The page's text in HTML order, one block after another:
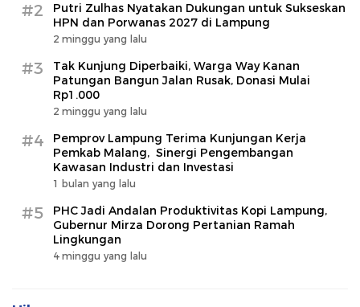
#2
Putri Zulhas Nyatakan Dukungan untuk Sukseskan
HPN dan Porwanas 2027 di Lampung
2 minggu yang lalu
#3
Tak Kunjung Diperbaiki, Warga Way Kanan
Patungan Bangun Jalan Rusak, Donasi Mulai
Rp1.000
2 minggu yang lalu
#4
Pemprov Lampung Terima Kunjungan Kerja
Pemkab Malang, Sinergi Pengembangan
Kawasan Industri dan Investasi
1 bulan yang lalu
#5
PHC Jadi Andalan Produktivitas Kopi Lampung,
Gubernur Mirza Dorong Pertanian Ramah
Lingkungan
4 minggu yang lalu